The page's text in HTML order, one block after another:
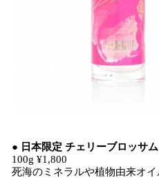
● 日本限定 チェリーブロッサ
100g ¥1,800
死海のミネラルや植物由来オ